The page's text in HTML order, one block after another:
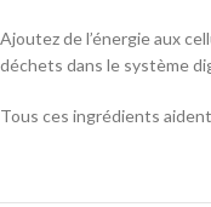
Ajoutez de l’énergie aux
déchets dans le système
Tous ces ingrédients